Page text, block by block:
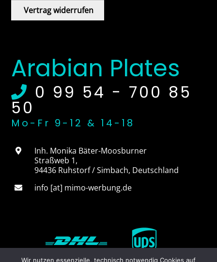
Vertrag widerrufen
Arabian Plates
0 99 54 - 700 85
50
Mo-Fr 9-12 & 14-18
Inh. Monika Bäter-Moosburner
Straßweb 1,
94436 Ruhstorf / Simbach, Deutschland
info [at] mimo-werbung.de
W
i
e
Wir nutzen essenzielle, technisch notwendig Cookies auf